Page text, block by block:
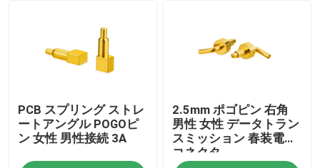
PCB スプリング ストレ
ートアングル POGOピ
ン 女性 男性接続 3A
2.5mm ポゴピン 右角
男性 女性 データトラン
スミッション 春装電池
コネクタ